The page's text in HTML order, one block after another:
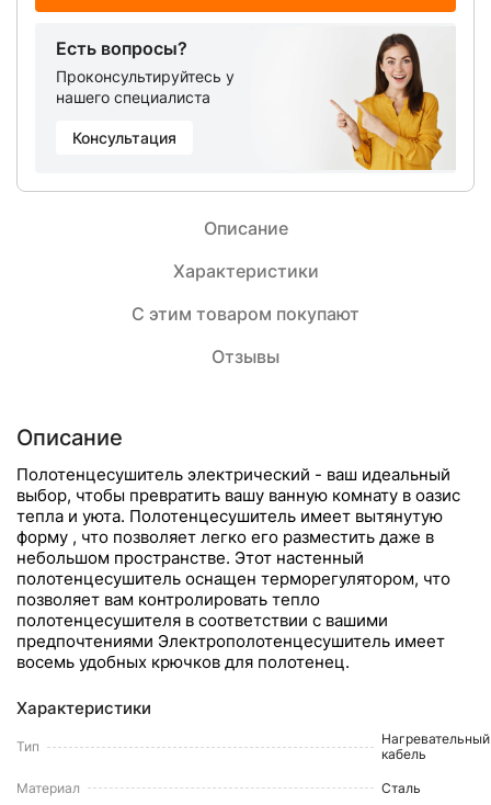
Есть вопросы?
Проконсультируйтесь у
нашего специалиста
Консультация
Описание
Характеристики
С этим товаром покупают
Отзывы
Описание
Полотенцесушитель электрический - ваш идеальный
выбор, чтобы превратить вашу ванную комнату в оазис
тепла и уюта. Полотенцесушитель имеет вытянутую
форму , что позволяет легко его разместить даже в
небольшом пространстве. Этот настенный
полотенцесушитель оснащен терморегулятором, что
позволяет вам контролировать тепло
полотенцесушителя в соответствии с вашими
предпочтениями Электрополотенцесушитель имеет
восемь удобных крючков для полотенец.
Характеристики
Тип
Нагревательный
кабель
Материал Сталь